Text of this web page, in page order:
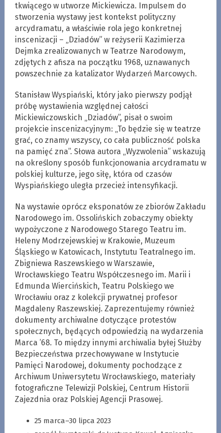
tkwiącego w utworze Mickiewicza. Impulsem do
stworzenia wystawy jest kontekst polityczny
arcydramatu, a właściwie rola jego konkretnej
inscenizacji – „Dziadów” w reżyserii Kazimierza
Dejmka zrealizowanych w Teatrze Narodowym,
zdjętych z afisza na początku 1968, uznawanych
powszechnie za katalizator Wydarzeń Marcowych.
Stanisław Wyspiański, który jako pierwszy podjął
próbę wystawienia względnej całości
Mickiewiczowskich „Dziadów”, pisał o swoim
projekcie inscenizacyjnym: „To będzie się w teatrze
grać, co znamy wszyscy, co cała publiczność polska
na pamięć zna”. Słowa autora „Wyzwolenia” wskazują
na określony sposób funkcjonowania arcydramatu w
polskiej kulturze, jego siłę, która od czasów
Wyspiańskiego uległa przecież intensyfikacji.
Na wystawie oprócz eksponatów ze zbiorów Zakładu
Narodowego im. Ossolińskich zobaczymy obiekty
wypożyczone z Narodowego Starego Teatru im.
Heleny Modrzejewskiej w Krakowie, Muzeum
Śląskiego w Katowicach, Instytutu Teatralnego im.
Zbigniewa Raszewskiego w Warszawie,
Wrocławskiego Teatru Współczesnego im. Marii i
Edmunda Wiercińskich, Teatru Polskiego we
Wrocławiu oraz z kolekcji prywatnej profesor
Magdaleny Raszewskiej. Zaprezentujemy również
dokumenty archiwalne dotyczące protestów
społecznych, będących odpowiedzią na wydarzenia
Marca ’68. To między innymi archiwalia byłej Służby
Bezpieczeństwa przechowywane w Instytucie
Pamięci Narodowej, dokumenty pochodzące z
Archiwum Uniwersytetu Wrocławskiego, materiały
fotograficzne Telewizji Polskiej, Centrum Historii
Zajezdnia oraz Polskiej Agencji Prasowej.
25 marca–30 lipca 2023